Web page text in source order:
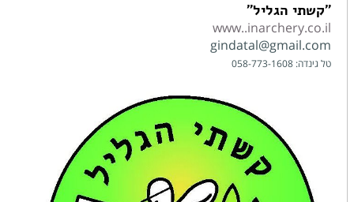
"קשתי הגליל"
www..inarchery.co.il
gindatal@gmail.com
טל גינדה: 058-773-1608